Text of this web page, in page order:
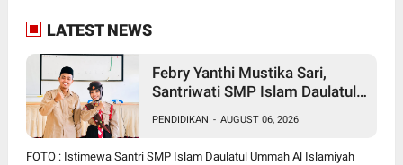
LATEST NEWS
Febry Yanthi Mustika Sari,
Santriwati SMP Islam Daulatul
Lolos Jambore Nasional di
Cibubur
PENDIDIKAN - AUGUST 06, 2026
FOTO : Istimewa Santri SMP Islam Daulatul Ummah Al Islamiyah